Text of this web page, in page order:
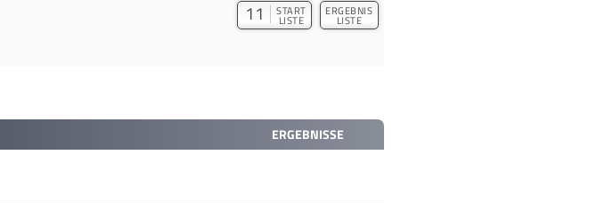
11 START
LISTE
ERGEBNIS
LISTE
ERGEBNISSE